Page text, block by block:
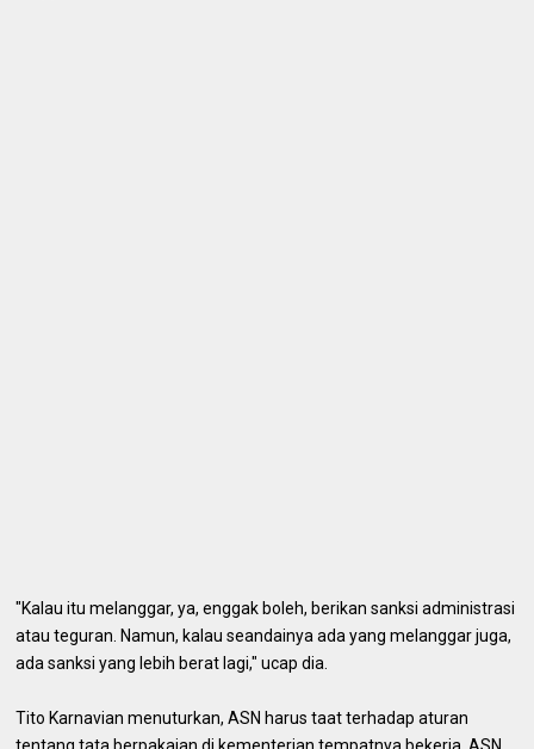
"Kalau itu melanggar, ya, enggak boleh, berikan sanksi administrasi
atau teguran. Namun, kalau seandainya ada yang melanggar juga,
ada sanksi yang lebih berat lagi," ucap dia.
Tito Karnavian menuturkan, ASN harus taat terhadap aturan
tentang tata berpakaian di kementerian tempatnya bekerja. ASN